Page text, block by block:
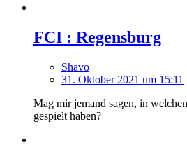
FCI : Regensburg
Shavo
31. Oktober 2021 um 15:11
Mag mir jemand sagen, in
gespielt haben?